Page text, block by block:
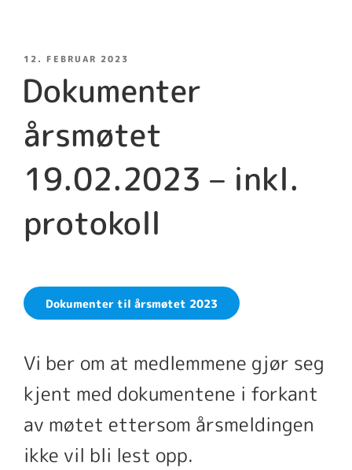
PUBLISERT
12. FEBRUAR 2023
Dokumenter
årsmøtet
19.02.2023 – inkl.
protokoll
Dokumenter til årsmøtet 2023
Vi ber om at medlemmene gjør seg
kjent med dokumentene i forkant
av møtet ettersom årsmeldingen
ikke vil bli lest opp.